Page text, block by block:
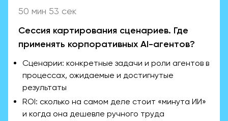
50 мин 53 сек
Сессия картирования сценариев. Где
применять корпоративных AI-агентов?
Сценарии: конкретные задачи и роли агентов в
процессах, ожидаемые и достигнутые
результаты
ROI: сколько на самом деле стоит «минута ИИ»
и когда она дешевле ручного труда